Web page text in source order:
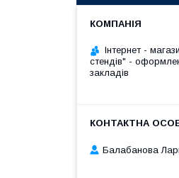
Інтернет -
стендів" -
закладів
Балабанова